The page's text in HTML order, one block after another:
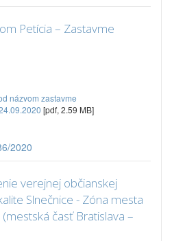
Petícia – Zastavme
názvom zastavme
[pdf, 2.59 MB]
2020
verejnej občianskej
Slnečnice - Zóna mesta
časť Bratislava –